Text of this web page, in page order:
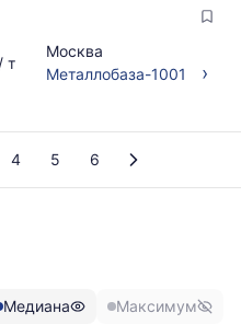
т
Москва
Металлобаза-1001
›
4 5 6
Медиана Максимум